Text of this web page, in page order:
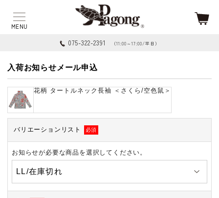
075-322-2391 （11:00～17:00/平日）
入荷お知らせメール申込
花柄 タートルネック長袖 ＜さくら/空色鼠＞
バリエーションリスト 必須
お知らせが必要な商品を選択してください。